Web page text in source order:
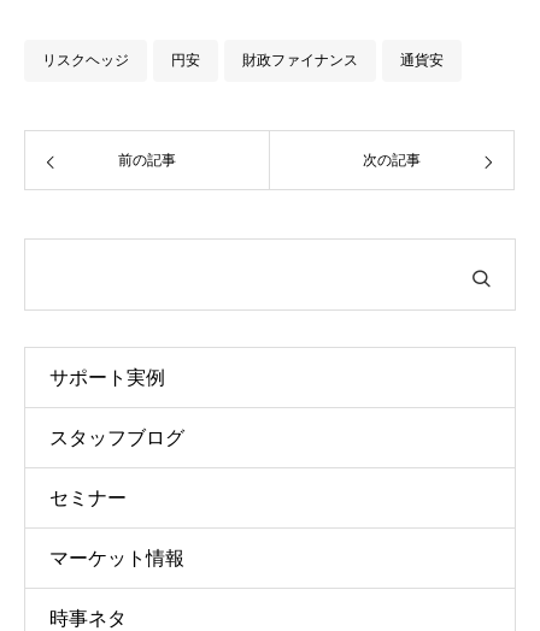
リスクヘッジ 円安 財政ファイナンス 通貨安
前の記事 次の記事
サポート実例
スタッフブログ
セミナー
マーケット情報
時事ネタ